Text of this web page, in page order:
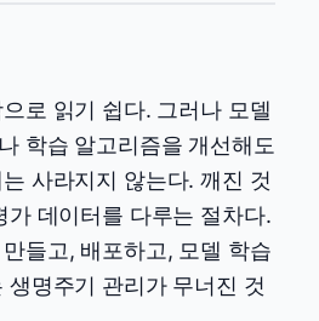
로 읽기 쉽다. 그러나 모델
학습 알고리즘을 개선해도
사라지지 않는다. 깨진 것
가 데이터를 다루는 절차다.
들고, 배포하고, 모델 학습
생명주기 관리가 무너진 것